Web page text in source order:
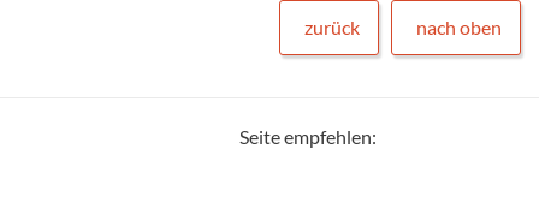
zurück nach oben
Seite empfehlen: